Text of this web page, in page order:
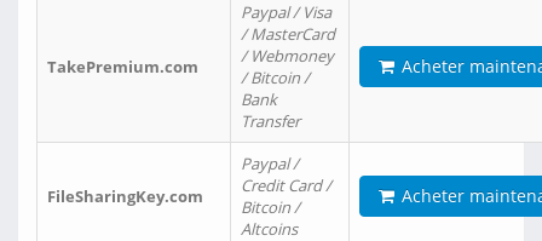
TakePremium.com
Paypal / Visa
/ MasterCard
/ Webmoney
/ Bitcoin /
Bank
Transfer
Acheter
FileSharingKey.com
Paypal /
Credit Card /
Bitcoin /
Altcoins
Acheter